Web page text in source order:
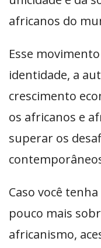
africanos do
Esse
identidade, a
crescimento
os africanos e
superar os
Caso você
pouco mais
africanismo,